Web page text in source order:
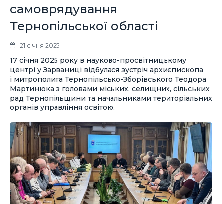
самоврядування
Тернопільської області
21 січня 2025
17 січня 2025 року в науково-просвітницькому
центрі у Зарваниці відбулася зустріч архиєпископа
і митрополита Тернопільсько-Зборівського Теодора
Мартинюка з головами міських, селищних, сільських
рад Тернопільщини та начальниками територіальних
органів управління освітою.